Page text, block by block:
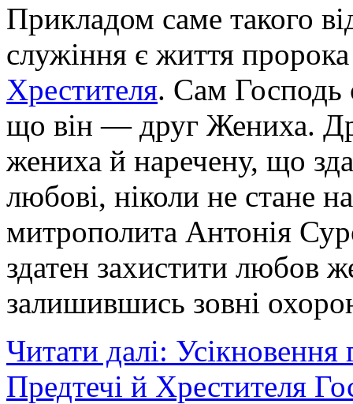
Прикладом саме такого
служіння є життя
Хрестителя. Сам Господь
що він — друг Жениха.
жениха й наречену, що
любові, ніколи не стане
митрополита Антонія
здатен захистити любов
залишившись зовні
Читати далі:
Предтечі й Хрестителя